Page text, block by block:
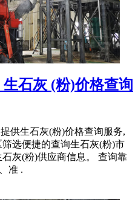
石灰 (粉)价格查询
供生石灰(粉)价格查询服务,
选便捷的查询生石灰(粉)市
灰(粉)供应商信息。 查询靠
准 .